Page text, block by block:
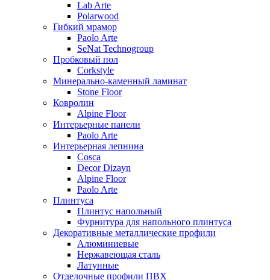
Lab Arte
Polarwood
Гибкий мрамор
Paolo Arte
SeNat Technogroup
Пробковый пол
Corkstyle
Минерально-каменный ламинат
Stone Floor
Ковролин
Alpine Floor
Интерьерные панели
Paolo Arte
Интерьерная лепнина
Cosca
Decor Dizayn
Alpine Floor
Paolo Arte
Плинтуса
Плинтус напольный
Фурнитура для напольного плинтуса
Декоративные металлические профили
Алюминиевые
Нержавеющая сталь
Латунные
Отделочные профили ПВХ